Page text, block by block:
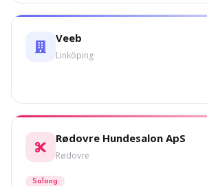
Veeb
Linköping
Rødovre Hundesalon ApS
Rødovre
Salong